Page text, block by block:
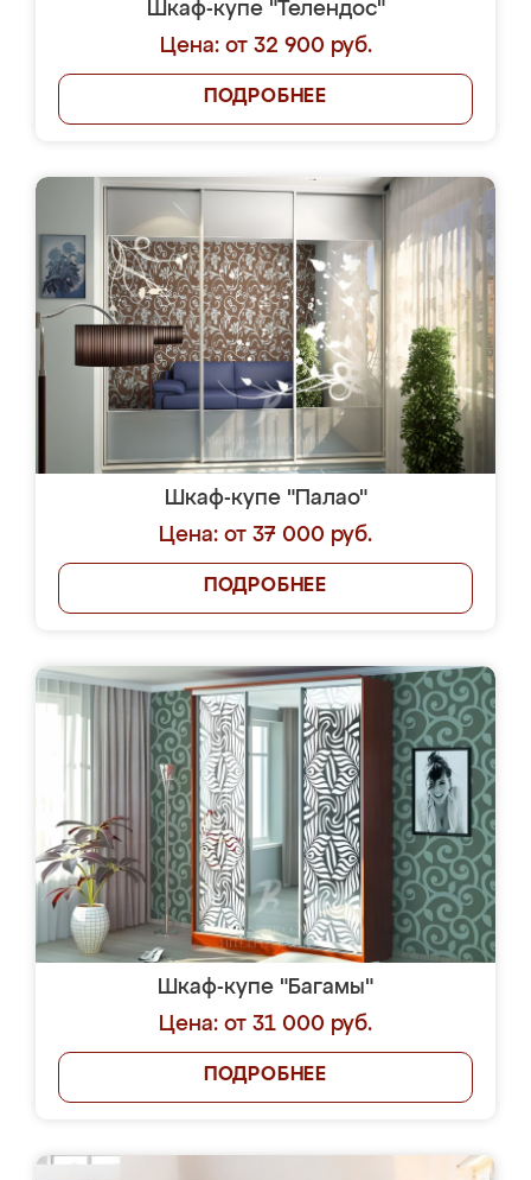
Шкаф-купе "Телендос"
Цена: от 32 900 руб.
ПОДРОБНЕЕ
Шкаф-купе "Палао"
Цена: от 37 000 руб.
ПОДРОБНЕЕ
Шкаф-купе "Багамы"
Цена: от 31 000 руб.
ПОДРОБНЕЕ